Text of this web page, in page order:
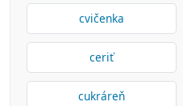
cvičenka
ceriť
cukráreň